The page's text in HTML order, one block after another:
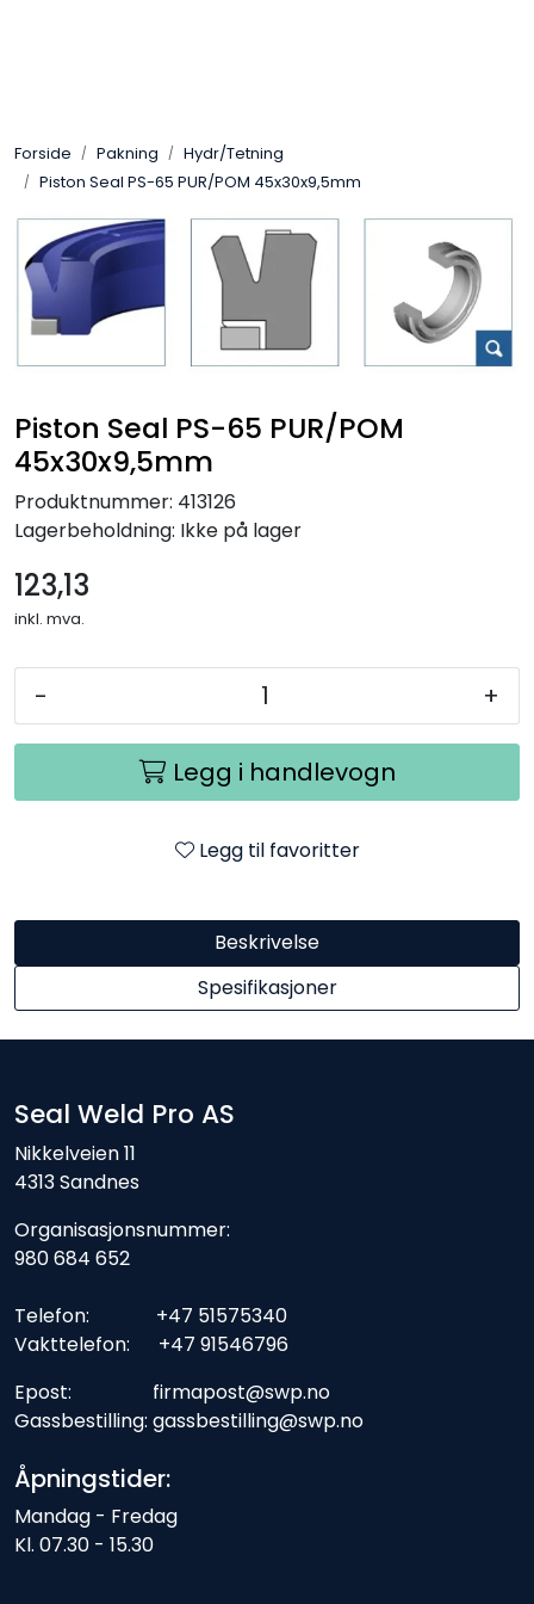
Forside Pakning
Hydr/Tetning
Piston Seal PS-65 PUR/POM 45x30x9,5mm
Piston Seal PS-65 PUR/POM
45x30x9,5mm
Produktnummer: 413126
Lagerbeholdning: Ikke på lager
123,13
inkl. mva.
- +
Legg i handlevogn
Legg til favoritter
Beskrivelse
Spesifikasjoner
Seal Weld Pro AS
Nikkelveien 11
4313 Sandnes
Organisasjonsnummer:
980 684 652
Telefon: +47 51575340
Vakttelefon: +47 91546796
Epost: firmapost@swp.no
Gassbestilling: gassbestilling@swp.no
Åpningstider:
Mandag - Fredag
Kl. 07.30 - 15.30
Pakning
Gassutstyr
Automasjon
Slitasjeteknikk
Verneutstyr
Industriprodukter